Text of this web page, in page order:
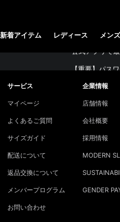
新着アイテム レディース メンズ
11,000円以上で送
サービス
マイページ
よくあるご質問
サイズガイド
配送について
返品交換について
メンバープログラム
お問い合わせ
企業情報
店舗情報
会社概要
採用情報
MODERN
GENDER